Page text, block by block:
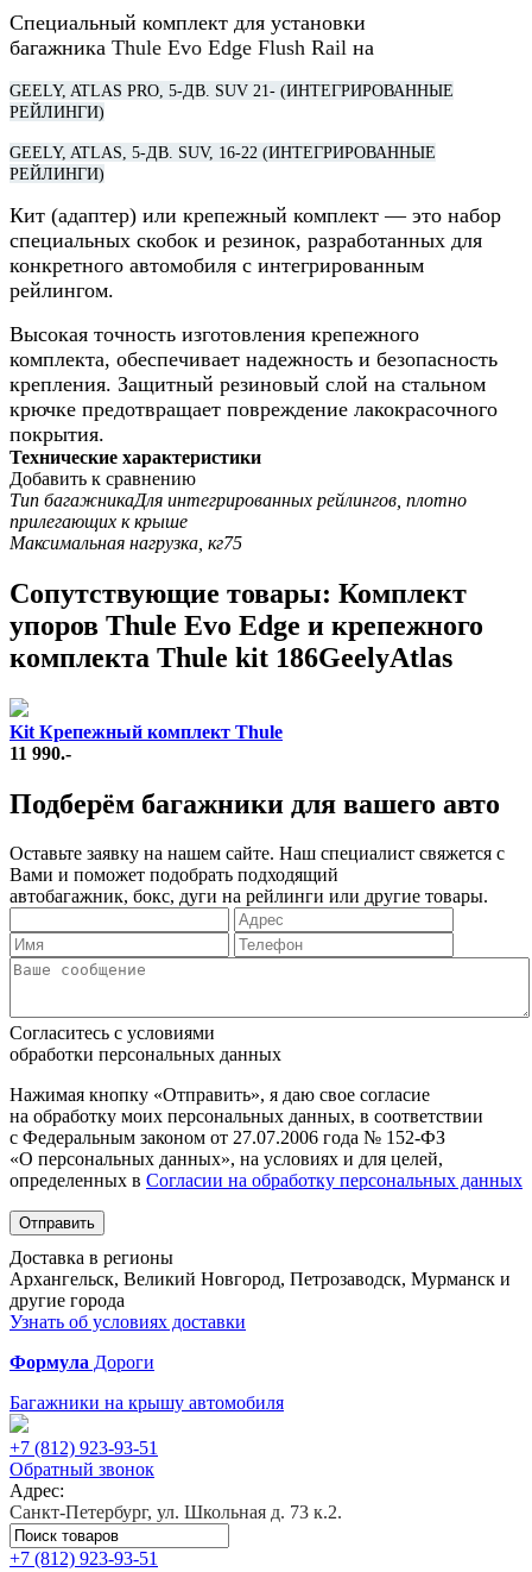
Специальный комплект для установки
багажника Thule Evo Edge Flush Rail на
GEELY, ATLAS PRO, 5-ДВ. SUV 21- (ИНТЕГРИРОВАННЫЕ
РЕЙЛИНГИ)
GEELY, ATLAS, 5-ДВ. SUV, 16-22 (ИНТЕГРИРОВАННЫЕ
РЕЙЛИНГИ)
Кит (адаптер) или крепежный комплект — это набор
специальных скобок и резинок, разработанных для
конкретного автомобиля с интегрированным
рейлингом.
Высокая точность изготовления крепежного
комплекта, обеспечивает надежность и безопасность
крепления. Защитный резиновый слой на стальном
крючке предотвращает повреждение лакокрасочного
покрытия.
Технические характеристики
Добавить к сравнению
Тип багажникаДля интегрированных рейлингов, плотно
прилегающих к крыше
Максимальная нагрузка, кг75
Cопутствующие товары: Комплект
упоров Thule Evo Edge и крепежного
комплекта Thule kit 186GeelyAtlas
Kit Крепежный комплект Thule
11 990.-
Подберём багажники для вашего авто
Оставьте заявку на нашем сайте. Наш специалист свяжется с
Вами и поможет подобрать подходящий
автобагажник, бокс, дуги на рейлинги или другие товары.
Согласитесь с условиями
обработки персональных данных
Нажимая кнопку «Отправить», я даю свое согласие
на обработку моих персональных данных, в соответствии
с Федеральным законом от 27.07.2006 года № 152-ФЗ
«О персональных данных», на условиях и для целей,
определенных в Согласии на обработку персональных данных
Отправить
Доставка в регионы
Архангельск, Великий Новгород, Петрозаводск, Мурманск и
другие города
Узнать об условиях доставки
Формула Дороги
Багажники на крышу автомобиля
+7 (812) 923-93-51
Обратный звонок
Адрес:
Санкт-Петербург, ул. Школьная д. 73 к.2.
+7 (812) 923-93-51